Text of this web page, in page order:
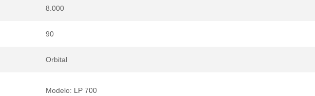
8.000
90
Orbital
Modelo: LP 700